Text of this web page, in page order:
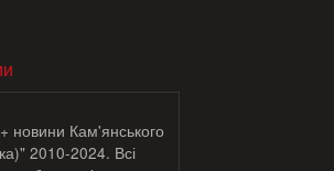
новини Кам'янського
2010-2024. Всі